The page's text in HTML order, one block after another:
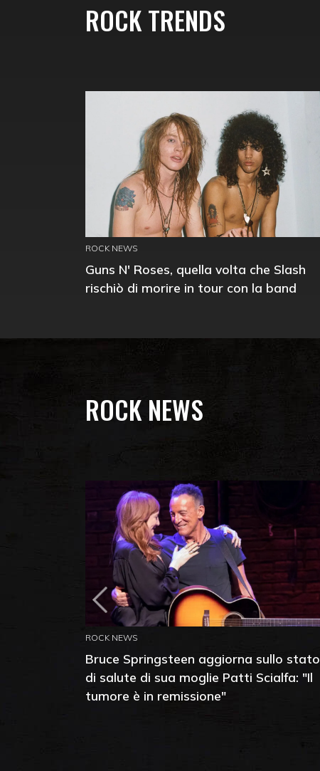
ROCK TRENDS
ROCK NEWS
Guns N' Roses, quella volta che Slash
rischiò di morire in tour con la band
ROCK NEWS
ROCK NEWS
Bruce Springsteen aggiorna sullo stato
di salute di sua moglie Patti Scialfa: "Il
tumore è in remissione"